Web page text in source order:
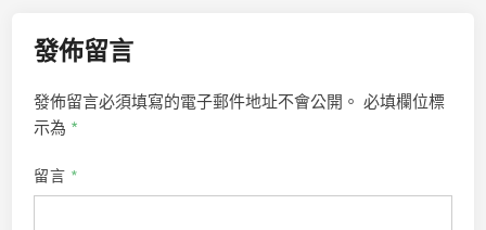
發佈留言
發佈留言必須填寫的電子郵件地址不會公開。 必填欄位標
示為 *
留言 *